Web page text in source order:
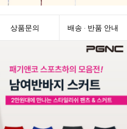
상품문의 배송 · 반품 안내